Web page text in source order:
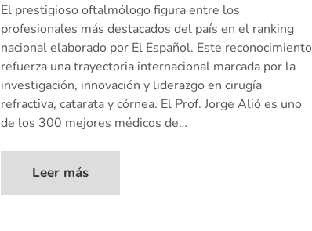
El prestigioso oftalmólogo figura entre los
profesionales más destacados del país en el ranking
nacional elaborado por El Español. Este reconocimiento
refuerza una trayectoria internacional marcada por la
investigación, innovación y liderazgo en cirugía
refractiva, catarata y córnea. El Prof. Jorge Alió es uno
de los 300 mejores médicos de…
Leer más